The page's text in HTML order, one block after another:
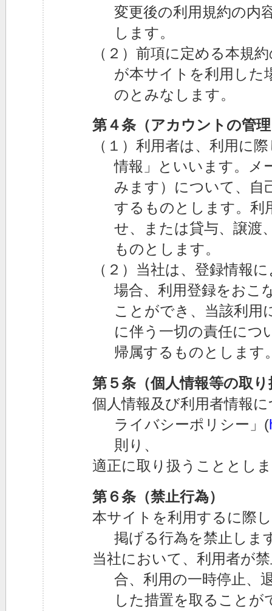
変更後の利用規約の内
します。
（２）前項に定める本規
が本サイトを利用した
のとみなします。
第４条（アカウントの管
（１）利用者は、利用に
情報」といいます。メ
みます）について、自
するものとします。利
せ、または貸与、譲渡
ものとします。
（２）当社は、登録情報
場合、利用登録をおこ
ことができ、当該利用
に伴う一切の責任につ
帰属するものとします
第５条（個人情報等の取
個人情報及び利用者情報
ライバシーポリシー」(
則り、
適正に取り扱うこととし
第６条（禁止行為）
本サイトを利用するに際
掲げる行為を禁止しま
当社において、利用者が
合、利用の一時停止、
した措置を取ることが